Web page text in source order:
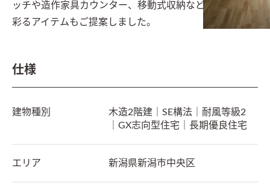
ッチや造作家具カウンター、移動式収納などの暮らしを
彩るアイテムもご提案しました。
仕様
建物種別
木造2階建｜SE構法｜耐風等級2
｜GX志向型住宅｜長期優良住宅
エリア 新潟県新潟市中央区